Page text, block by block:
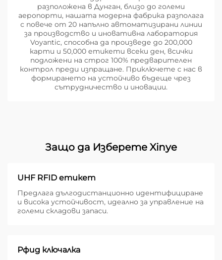
разположена в Дунган, близо до големи
аеропорти, нашата модерна фабрика разполага
с повече от 20 напълно автоматизирани линии
за производство и иновативна лаборатория
Voyantic, способна да произведе до 200,000
карти и 50,000 етикети всеки ден, всички
подложени на строг 100% предварителен
контрол преди изпращане. Приключете с нас в
формирането на устойчиво бъдеще чрез
сътрудничество и иновации.
Защо да Изберете Xinye
UHF RFID етикет
Предлага дългодистанционно идентифициране
и висока устойчивост, идеално за управление на
големи складови запаси.
Рфид ключалка